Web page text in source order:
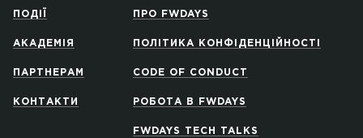
ПОДІЇ
АКАДЕМІЯ
ПАРТНЕРАМ
КОНТАКТИ
ПРО FWDAYS
ПОЛІТИКА КОНФІДЕНЦІЙНОСТІ
CODE OF CONDUCT
РОБОТА В FWDAYS
FWDAYS TECH TALKS